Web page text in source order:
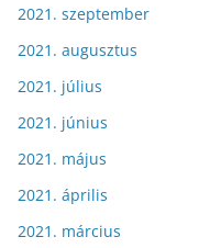
2021. szeptember
2021. augusztus
2021. július
2021. június
2021. május
2021. április
2021. március